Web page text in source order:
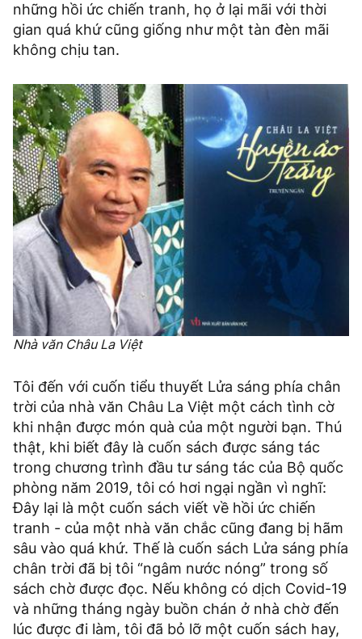
những hồi ức chiến tranh, họ ở lại mãi với thời
gian quá khứ cũng giống như một tàn đèn mãi
không chịu tan.
Nhà văn Châu La Việt
Tôi đến với cuốn tiểu thuyết Lửa sáng phía chân
trời của nhà văn Châu La Việt một cách tình cờ
khi nhận được món quà của một người bạn. Thú
thật, khi biết đây là cuốn sách được sáng tác
trong chương trình đầu tư sáng tác của Bộ quốc
phòng năm 2019, tôi có hơi ngại ngần vì nghĩ:
Đây lại là một cuốn sách viết về hồi ức chiến
tranh - của một nhà văn chắc cũng đang bị hãm
sâu vào quá khứ. Thế là cuốn sách Lửa sáng phía
chân trời đã bị tôi “ngâm nước nóng” trong số
sách chờ được đọc. Nếu không có dịch Covid-19
và những tháng ngày buồn chán ở nhà chờ đến
lúc được đi làm, tôi đã bỏ lỡ một cuốn sách hay,